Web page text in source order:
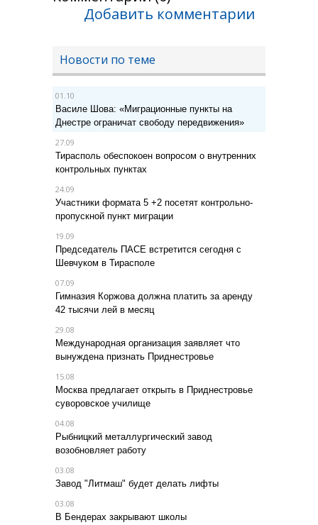
Добавить комментарии
Новости по теме
01.10
Василе Шова: «Миграционные пункты на
Днестре ограничат свободу передвижения»
27.09
Тирасполь обеспокоен вопросом о внутренних
контрольных пунктах
24.09
Участники формата 5 +2 посетят контрольно-
пропускной пункт миграции
19.09
Председатель ПАСЕ встретится сегодня с
Шевчуком в Тирасполе
07.09
Гимназия Коржова должна платить за аренду
42 тысячи лей в месяц
29.08
Международная организация заявляет что
вынуждена признать Приднестровье
15.08
Москва предлагает открыть в Приднестровье
суворовское училище
04.08
Рыбницкий металлургический завод
возобновляет работу
03.08
Завод "Литмаш" будет делать лифты
03.08
В Бендерах закрывают школы